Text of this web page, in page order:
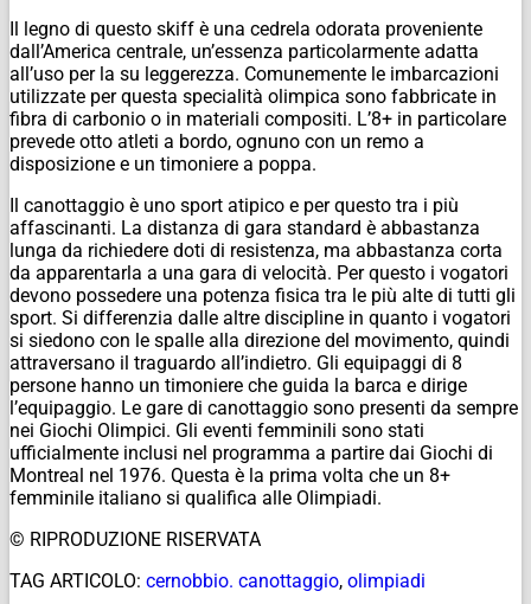
Il legno di questo skiff è una cedrela odorata proveniente
dall’America centrale, un’essenza particolarmente adatta
all’uso per la su leggerezza. Comunemente le imbarcazioni
utilizzate per questa specialità olimpica sono fabbricate in
fibra di carbonio o in materiali compositi. L’8+ in particolare
prevede otto atleti a bordo, ognuno con un remo a
disposizione e un timoniere a poppa.
Il canottaggio è uno sport atipico e per questo tra i più
affascinanti. La distanza di gara standard è abbastanza
lunga da richiedere doti di resistenza, ma abbastanza corta
da apparentarla a una gara di velocità. Per questo i vogatori
devono possedere una potenza fisica tra le più alte di tutti gli
sport. Si differenzia dalle altre discipline in quanto i vogatori
si siedono con le spalle alla direzione del movimento, quindi
attraversano il traguardo all’indietro. Gli equipaggi di 8
persone hanno un timoniere che guida la barca e dirige
l’equipaggio. Le gare di canottaggio sono presenti da sempre
nei Giochi Olimpici. Gli eventi femminili sono stati
ufficialmente inclusi nel programma a partire dai Giochi di
Montreal nel 1976. Questa è la prima volta che un 8+
femminile italiano si qualifica alle Olimpiadi.
© RIPRODUZIONE RISERVATA
TAG ARTICOLO: cernobbio. canottaggio, olimpiadi